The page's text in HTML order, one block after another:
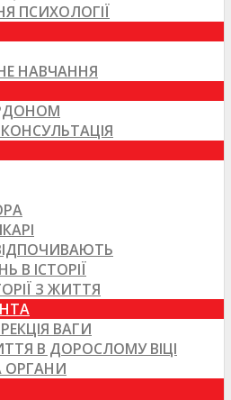
ПСИХОЛОГІЇ
НАВЧАННЯ
В ІСТОРІЇ
З ЖИТТЯ
ВАГИ
В ДОРОСЛОМУ ВІЦІ
ОРГАНИ